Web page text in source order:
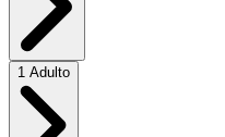
1 Adulto